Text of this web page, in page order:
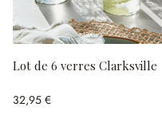
Lot de 6 verres Clarksville
32,95 €